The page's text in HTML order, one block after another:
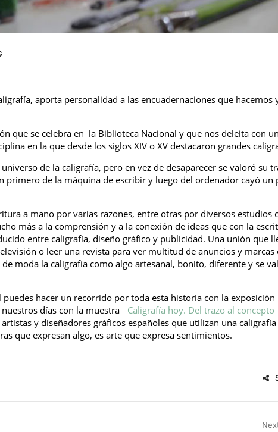
aporta personalidad a las encuadernaciones que hacemos
que se celebra en la Biblioteca Nacional y que nos deleita con
en la que desde los siglos XIV o XV destacaron grandes
de la caligrafía, pero en vez de desaparecer se valoró su
primero de la máquina de escribir y luego del ordenador cayó un
a mano por varias razones, entre otras por diversos estudios
más a la comprensión y a la conexión de ideas que con la
entre caligrafía, diseño gráfico y publicidad. Una unión que
o leer una revista para ver multitud de anuncios y marcas
moda la caligrafía como algo artesanal, bonito, diferente y se
hacer un recorrido por toda esta historia con la exposición
días con la muestra ¨Caligrafía hoy. Del trazo al concepto
y diseñadores gráficos españoles que utilizan una
que expresan algo, es arte que expresa sentimientos.